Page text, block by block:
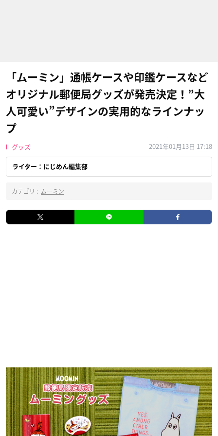
「ムーミン」通帳ケースや印鑑ケースなど
オリジナル郵便局グッズが発売決定！”大
人可愛い”デザインの実用的なラインナッ
プ
グッズ 2021年01月13日 17:18
ライター：にじめん編集部
カテゴリ : ムーミン